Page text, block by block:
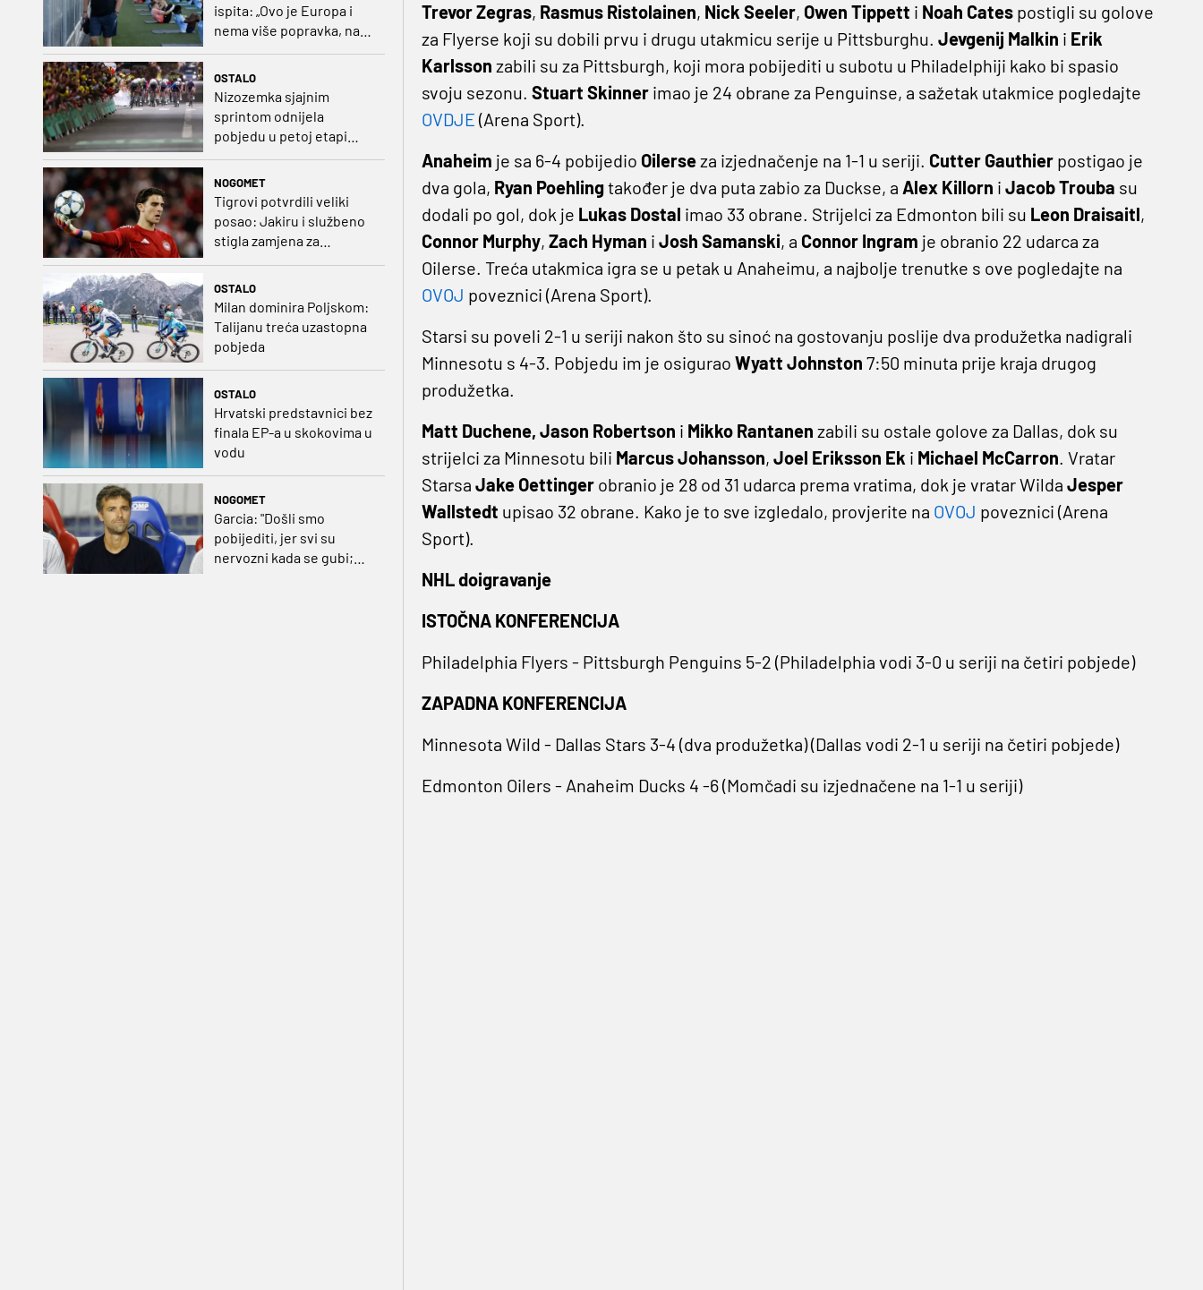
ispita: „Ovo je Europa i
nema više popravka, na
Rujevici se nešto pita i
OSTALO
Nizozemka sjajnim
sprintom odnijela
pobjedu u petoj etapi
NOGOMET
Tigrovi potvrdili veliki
posao: Jakiru i službeno
stigla zamjena za
OSTALO
Milan dominira Poljskom:
Talijanu treća uzastopna
pobjeda
OSTALO
Hrvatski predstavnici bez
finala EP-a u skokovima u
vodu
NOGOMET
Garcia: "Došli smo
pobijediti, jer svi su
nervozni kada se gubi;
Trevor Zegras, Rasmus Ristolainen, Nick Seeler, Owen Tippett i Noah Cates postigli su golove
za Flyerse koji su dobili prvu i drugu utakmicu serije u Pittsburghu. Jevgenij Malkin i Erik
Karlsson zabili su za Pittsburgh, koji mora pobijediti u subotu u Philadelphiji kako bi spasio
svoju sezonu. Stuart Skinner imao je 24 obrane za Penguinse, a sažetak utakmice pogledajte
OVDJE (Arena Sport).
Anaheim je sa 6-4 pobijedio Oilerseza izjednačenje na 1-1 u seriji. Cutter Gauthier postigao je
dva gola, Ryan Poehlingtakođer je dva puta zabio za Duckse, a Alex Killorn i JacobTrouba su
dodali po gol, dok je Lukas Dostal imao 33 obrane. Strijelci za Edmonton bili su Leon Draisaitl,
Connor Murphy, Zach Hyman i Josh Samanski, a Connor Ingram je obranio 22 udarca za
Oilerse. Treća utakmica igra se u petak u Anaheimu, a najbolje trenutke s ove pogledajte na
OVOJ poveznici (Arena Sport).
Starsi su poveli 2-1 u seriji nakon što su sinoć na gostovanju poslije dva produžetka nadigrali
Minnesotu s 4-3. Pobjedu im je osigurao Wyatt Johnston 7:50 minuta prije kraja drugog
produžetka.
Matt Duchene, Jason Robertson i Mikko Rantanen zabili su ostale golove za Dallas, dok su
strijelci za Minnesotu bili MarcusJohansson, Joel Eriksson Ek i Michael McCarron. Vratar
Starsa ​​ Jake Oettinger obranio je 28 od 31 udarca prema vratima, dok je vratar Wilda Jesper
Wallstedt upisao 32 obrane. Kako je to sve izgledalo, provjerite na OVOJ poveznici (Arena
Sport).
NHL doigravanje
ISTOČNA KONFERENCIJA
Philadelphia Flyers - Pittsburgh Penguins 5-2 (Philadelphia vodi 3-0 u seriji na četiri pobjede)
ZAPADNA KONFERENCIJA
Minnesota Wild - Dallas Stars 3-4 (dva produžetka) (Dallas vodi 2-1 u seriji na četiri pobjede)
Edmonton Oilers - Anaheim Ducks 4 -6 (Momčadi su izjednačene na 1-1 u seriji)